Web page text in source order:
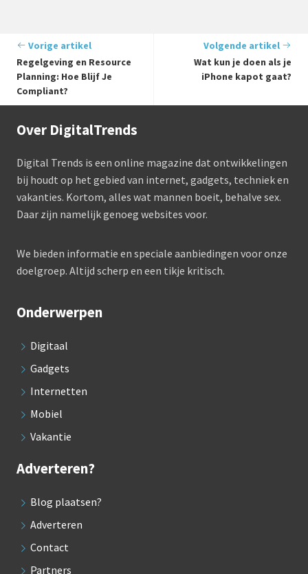
Vorige artikel
Regelgeving en Resource
Planning: Hoe Blijf Je
Compliant?
Volgende artikel
Wat kun je doen als je
iPhone kapot gaat?
Over DigitalTrends
Digital Trends is een online magazine dat ontwikkelingen
bij houdt op het gebied van internet, gadgets, techniek en
vakanties. Kortom, alles wat mannen boeit, behalve sex.
Daar zijn namelijk genoeg websites voor.
We bieden informatie en speciale aanbiedingen voor onze
doelgroep. Altijd scherp en een tikje kritisch.
Onderwerpen
Digitaal
Gadgets
Internetten
Mobiel
Vakantie
Adverteren?
Blog plaatsen?
Adverteren
Contact
Partners